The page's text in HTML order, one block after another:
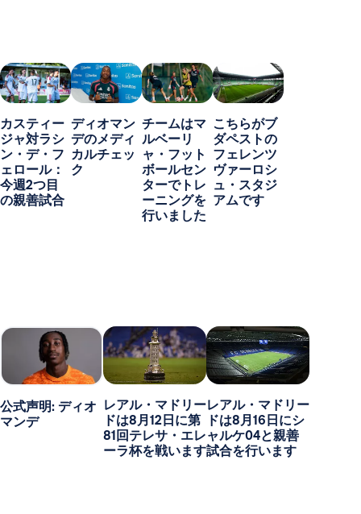
カスティー
ジャ対ラシ
ン・デ・フ
ェロール：
今週2つ目
の親善試合
ディオマン
デのメディ
カルチェッ
ク
チームはマ
ルベーリ
ャ・フット
ボールセン
ターでトレ
ーニングを
行いました
こちらがブ
ダペストの
フェレンツ
ヴァーロシ
ュ・スタジ
アムです
公式声明: ディオ
マンデ
レアル・マドリー
ドは8月12日に第
81回テレサ・エレ
ーラ杯を戦います
レアル・マドリー
ドは8月16日にシ
ャルケ04と親善
試合を行います